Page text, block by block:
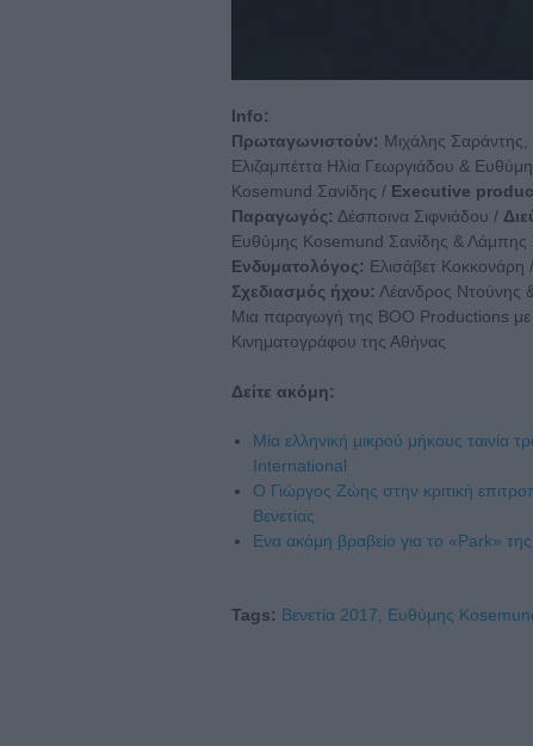
Info:
Πρωταγωνιστούν: Μιχάλης
Ελιζαμπέττα Ηλία Γεωργιάδου &
Kosemund Σανίδης / Executive
Παραγωγός: Δέσποινα Σιφνιάδου /
Ευθύμης Kosemund Σανίδης & Λάμπης
Ενδυματολόγος: Ελισάβετ Κοκκονάρη /
Σχεδιασμός ήχου: Λέανδρος Ντούνης
Μια παραγωγή της BOO Productions με
Κινηματογράφου της Αθήνας
Δείτε ακόμη:
Μία ελληνική μικρού μήκους ταινία
International
Ο Γιώργος Ζώης στην κριτική
Βενετίας
Ενα ακόμη βραβείο για το «Park»
Tags: Βενετία 2017, Ευθύμης